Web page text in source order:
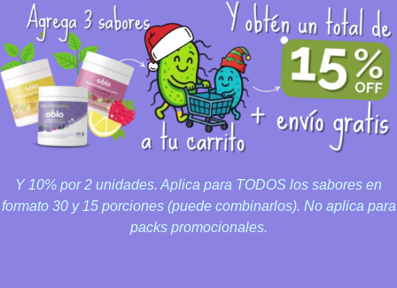
Y 10% por 2 unidades. Aplica para TODOS los sabores en
formato 30 y 15 porciones (puede combinarlos). No aplica para
packs promocionales.